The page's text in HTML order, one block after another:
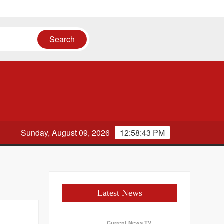
12:58:43 PM
Sunday, August 09, 2026
Latest News